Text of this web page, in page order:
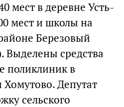
мест в деревне Усть-
мест и школы на
Березовый
Выделены средства
поликлиник в
Депутат
сельского